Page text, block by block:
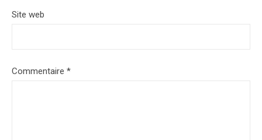
Site web
Commentaire *